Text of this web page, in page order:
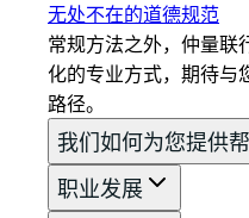
无处不在的道德规范
常规方法之外，仲量联
化的专业方式，期待与
路径。
我们如何为您提供帮
职业发展